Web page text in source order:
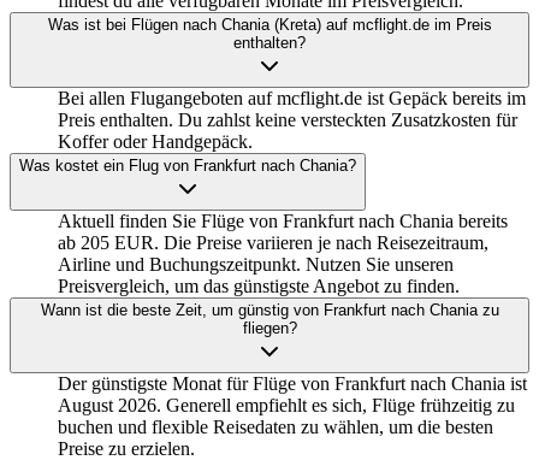
Was ist bei Flügen nach Chania (Kreta) auf mcflight.de im Preis
enthalten?
Bei allen Flugangeboten auf mcflight.de ist Gepäck bereits im
Preis enthalten. Du zahlst keine versteckten Zusatzkosten für
Koffer oder Handgepäck.
Was kostet ein Flug von Frankfurt nach Chania?
Aktuell finden Sie Flüge von Frankfurt nach Chania bereits
ab 205 EUR. Die Preise variieren je nach Reisezeitraum,
Airline und Buchungszeitpunkt. Nutzen Sie unseren
Preisvergleich, um das günstigste Angebot zu finden.
Wann ist die beste Zeit, um günstig von Frankfurt nach Chania zu
fliegen?
Der günstigste Monat für Flüge von Frankfurt nach Chania ist
August 2026. Generell empfiehlt es sich, Flüge frühzeitig zu
buchen und flexible Reisedaten zu wählen, um die besten
Preise zu erzielen.